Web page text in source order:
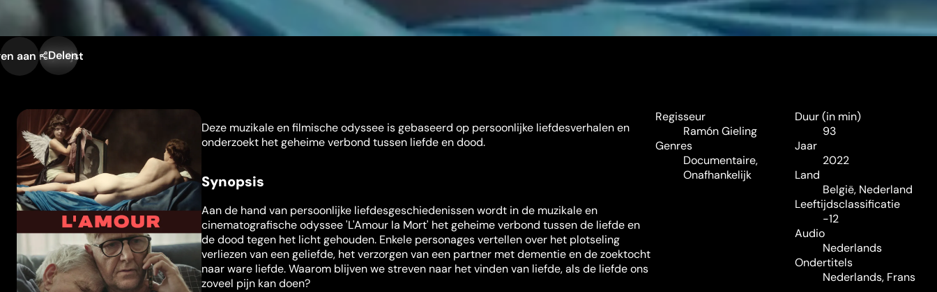
aan mijn lijst
Delen
Deze muzikale en filmische odyssee is gebaseerd op persoonlijke liefdesverhalen en
onderzoekt het geheime verbond tussen liefde en dood.
Synopsis
Aan de hand van persoonlijke liefdesgeschiedenissen wordt in de muzikale en
cinematografische odyssee 'L'Amour la Mort' het geheime verbond tussen de liefde en
de dood tegen het licht gehouden. Enkele personages vertellen over het plotseling
verliezen van een geliefde, het verzorgen van een partner met dementie en de zoektocht
naar ware liefde. Waarom blijven we streven naar het vinden van liefde, als de liefde ons
zoveel pijn kan doen?
Regisseur
Ramón Gieling
Genres
Documentaire,
Onafhankelijk
Duur (in min)
93
Jaar
2022
Land
België, Nederland
Leeftijdsclassificatie
-12
Audio
Nederlands
Ondertitels
Nederlands, Frans